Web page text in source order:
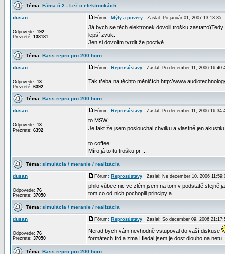
Téma: Fáma č.2 - Lež o elektronkách
dusan
Odpovede: 192
Prezreté: 138181
Fórum: Mýty a povery Zaslal: Po január 01, 2007
Já bych se těch elektronek dovolil trošku
lepší zvuk.
Jen si dovolím tvrdit že poctivě ...
Téma: Bass repro pro 200 horn
dusan
Odpovede: 13
Prezreté: 6392
Fórum: Reprosústavy Zaslal: Po december 11, 2006
Tak třeba na těchto měničích http://
Téma: Bass repro pro 200 horn
dusan
Odpovede: 13
Prezreté: 6392
Fórum: Reprosústavy Zaslal: Po december 11, 2006
to MSW:
Je fakt že jsem poslouchal chvilku a vlastně jen
to coffee:
Míro já to tu trošku pr ...
Téma: simulácia / meranie / realizácia
dusan
Odpovede: 76
Prezreté: 37050
Fórum: Reprosústavy Zaslal: Ne december 10, 2006
philo vůbec nic ve zlém,jsem na tom v podstatě stejně
tom co od nich pochopili principy a ...
Téma: simulácia / meranie / realizácia
dusan
Odpovede: 76
Prezreté: 37050
Fórum: Reprosústavy Zaslal: So december 09, 2006
Nerad bych vám nevhodně vstupoval do vaší diskuse
formátech frd a zma.Hledal jsem je dost dlouho na netu
Téma: Bass repro pro 200 horn